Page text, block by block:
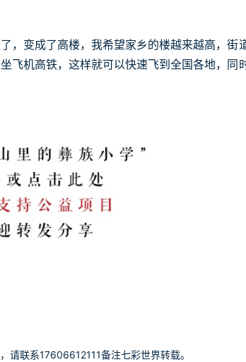
，变成了高楼，我希望家乡的楼越来越高，街
飞机高铁，这样就可以快速飞到全国各地，同
请联系17606612111备注七彩世界转载。